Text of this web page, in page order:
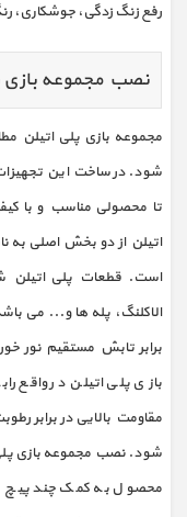
رفع زنگ زدگی، جوشکاری،
نصب مجموعه بازی
مجموعه بازی پلی اتیلن
شود. در ساخت این
تا محصولی مناسب و با
اتیلن از دو بخش اصلی به
است. قطعات پلی اتیلن
الاکلنگ، پله ها و... می
برابر تابش مستقیم نور
بازی پلی اتیلن در واقع
مقاومت بالایی در برابر
شود. نصب مجموعه بازی
محصول به کمک چند پیچ